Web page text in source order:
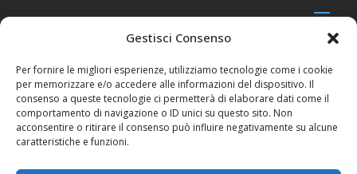
Gestisci Consenso
Per fornire le migliori esperienze, utilizziamo tecnologie come i cookie
per memorizzare e/o accedere alle informazioni del dispositivo. Il
consenso a queste tecnologie ci permetterà di elaborare dati come il
comportamento di navigazione o ID unici su questo sito. Non
acconsentire o ritirare il consenso può influire negativamente su alcune
caratteristiche e funzioni.
CONTATTI
Via R. Giuliani 70/c Rosso, 50141 Firenze FI
+39 055 4289002 / +39 392 2343100
info@consolestation.it
P.Iva 04990180483